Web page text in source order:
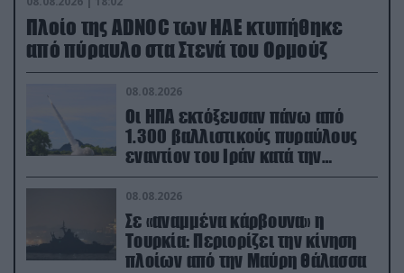
Πλοίο της ADNOC των ΗΑΕ κτυπήθηκε
από πύραυλο στα Στενά του Ορμούζ
08.08.2026
Οι ΗΠΑ εκτόξευσαν πάνω από
1.300 βαλλιστικούς πυραύλους
εναντίον του Ιράν κατά την
διάρκεια του πολέμου
08.08.2026
Σε «αναμμένα κάρβουνα» η
Τουρκία: Περιορίζει την κίνηση
πλοίων από την Μαύρη Θάλασσα